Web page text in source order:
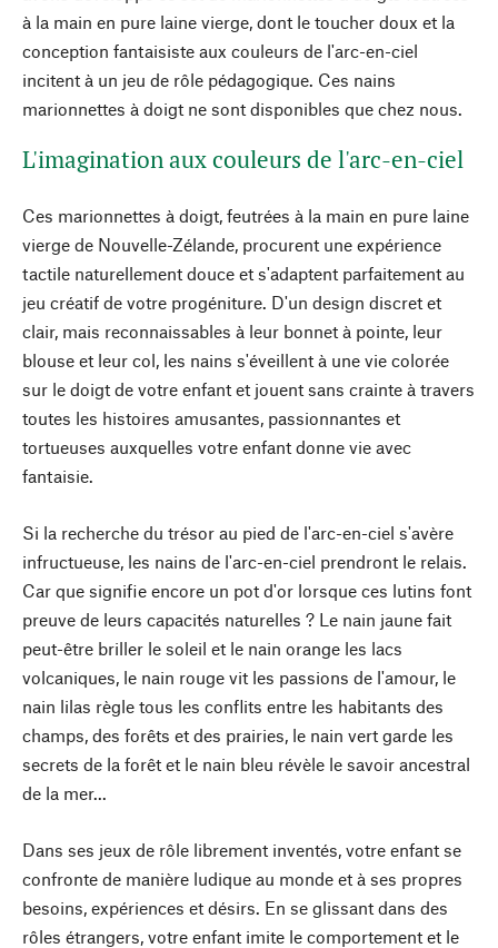
à la main en pure laine vierge, dont le toucher doux et la
conception fantaisiste aux couleurs de l'arc-en-ciel
incitent à un jeu de rôle pédagogique. Ces nains
marionnettes à doigt ne sont disponibles que chez nous.
L'imagination aux couleurs de l'arc-en-ciel
Ces marionnettes à doigt, feutrées à la main en pure laine
vierge de Nouvelle-Zélande, procurent une expérience
tactile naturellement douce et s'adaptent parfaitement au
jeu créatif de votre progéniture. D'un design discret et
clair, mais reconnaissables à leur bonnet à pointe, leur
blouse et leur col, les nains s'éveillent à une vie colorée
sur le doigt de votre enfant et jouent sans crainte à travers
toutes les histoires amusantes, passionnantes et
tortueuses auxquelles votre enfant donne vie avec
fantaisie.
Si la recherche du trésor au pied de l'arc-en-ciel s'avère
infructueuse, les nains de l'arc-en-ciel prendront le relais.
Car que signifie encore un pot d'or lorsque ces lutins font
preuve de leurs capacités naturelles ? Le nain jaune fait
peut-être briller le soleil et le nain orange les lacs
volcaniques, le nain rouge vit les passions de l'amour, le
nain lilas règle tous les conflits entre les habitants des
champs, des forêts et des prairies, le nain vert garde les
secrets de la forêt et le nain bleu révèle le savoir ancestral
de la mer...
Dans ses jeux de rôle librement inventés, votre enfant se
confronte de manière ludique au monde et à ses propres
besoins, expériences et désirs. En se glissant dans des
rôles étrangers, votre enfant imite le comportement et le